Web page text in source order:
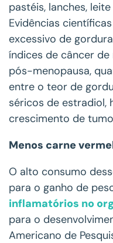
pastéis, lanches,
Evidências
excessivo de
índices de câncer de
pós-menopausa,
entre o teor de
séricos de estradiol,
crescimento de
Menos carne
O alto consumo
para o ganho de
inflamatórios no
para o
Americano de